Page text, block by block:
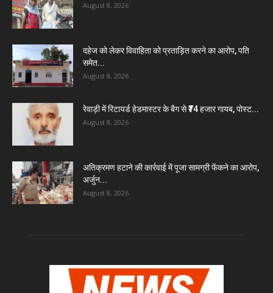
August 8, 2026
दहेज को लेकर विवाहिता को प्रताड़ित करने का आरोप, पति
समेत...
August 8, 2026
रेवाड़ी में रिटायर्ड हेडमास्टर के बैग से ₹74 हजार गायब, पोस्ट...
August 8, 2026
अतिक्रमण हटाने की कार्रवाई में पूजा सामग्री फेंकने का आरोप,
अर्जुन...
August 8, 2026